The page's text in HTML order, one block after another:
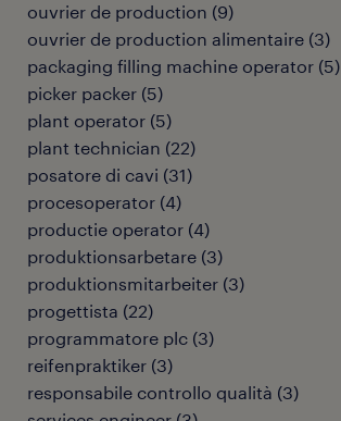
ouvrier de production (9)
ouvrier de production alimentaire (3)
packaging filling machine operator (5)
picker packer (5)
plant operator (5)
plant technician (22)
posatore di cavi (31)
procesoperator (4)
productie operator (4)
produktionsarbetare (3)
produktionsmitarbeiter (3)
progettista (22)
programmatore plc (3)
reifenpraktiker (3)
responsabile controllo qualità (3)